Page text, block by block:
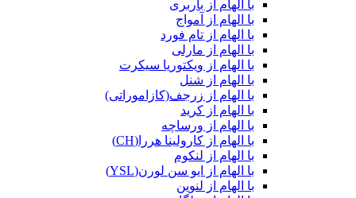
با الهام از باربری
با الهام از آمواج
با الهام از تام فورد
با الهام از مارلی
با الهام از ویکتوریا سیکرت
با الهام از شنل
با الهام از زرجف(کازاموراتی)
با الهام از کرید
با الهام از ورساچه
با الهام از کارولینا هررا(CH)
با الهام از لنکوم
با الهام از ایو سن لورن(YSL)
با الهام از لنوین